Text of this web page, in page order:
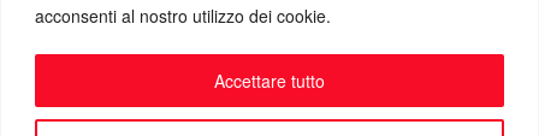
acconsenti al nostro utilizzo dei cookie.
Accettare tutto